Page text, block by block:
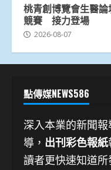
桃青創博覽會生醫
競賽 接力登場
2026-08-07
點傳媒NEWS586
深入本業的新聞
導， 出刊彩色報紙
讀者更快速知道所